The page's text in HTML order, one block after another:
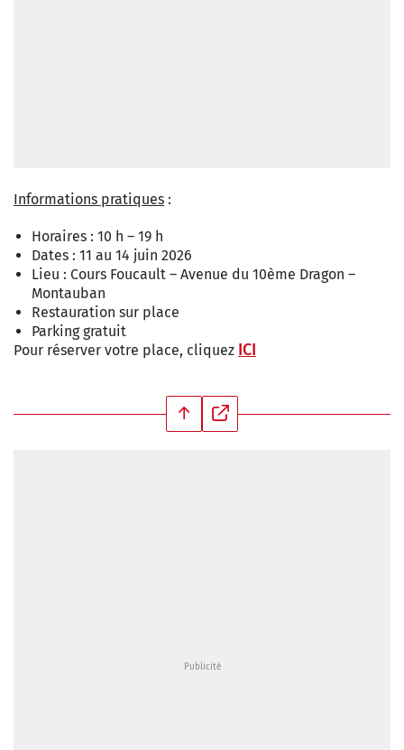
Informations pratiques :
Horaires : 10 h – 19 h
Dates : 11 au 14 juin 2026
Lieu : Cours Foucault – Avenue du 10ème Dragon –
Montauban
Restauration sur place
Parking gratuit
Pour réserver votre place, cliquez ICI